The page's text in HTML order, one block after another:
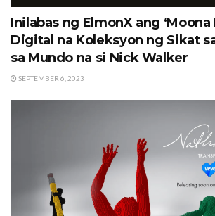
Inilabas ng ElmonX ang ‘Moona
Digital na Koleksyon ng Sikat
sa Mundo na si Nick Walker
SEPTEMBER 6, 2023